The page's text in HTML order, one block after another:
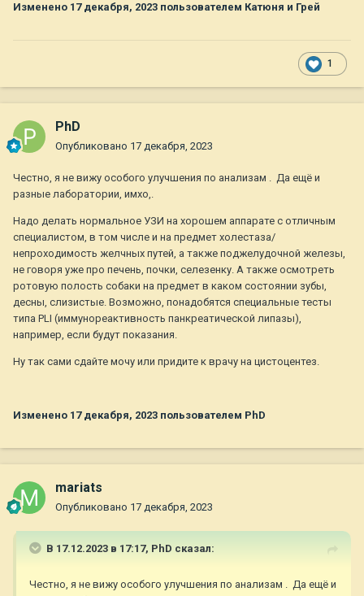
Изменено 17 декабря, 2023 пользователем Катюня и Грей
1
PhD
Опубликовано 17 декабря, 2023
Честно, я не вижу особого улучшения по анализам . Да ещё и
разные лаборатории, имхо,.
Надо делать нормальное УЗИ на хорошем аппарате с отличным
специалистом, в том числе и на предмет холестаза/
непроходимость желчных путей, а также поджелудочной железы,
не говоря уже про печень, почки, селезенку. А также осмотреть
ротовую полость собаки на предмет в каком состоянии зубы,
десны, слизистые. Возможно, понадобятся специальные тесты
типа PLI (иммунореактивность панкреатической липазы),
например, если будут показания.
Ну так сами сдайте мочу или придите к врачу на цистоцентез.
Изменено 17 декабря, 2023 пользователем PhD
mariats
Опубликовано 17 декабря, 2023
В 17.12.2023 в 17:17, PhD сказал:
Честно, я не вижу особого улучшения по анализам . Да ещё и